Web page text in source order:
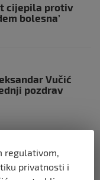
cijepila protiv
bolesna’
Vučić
pozdrav
zoološkom vrtu,
“Došli su
regulativom,
privatnosti i